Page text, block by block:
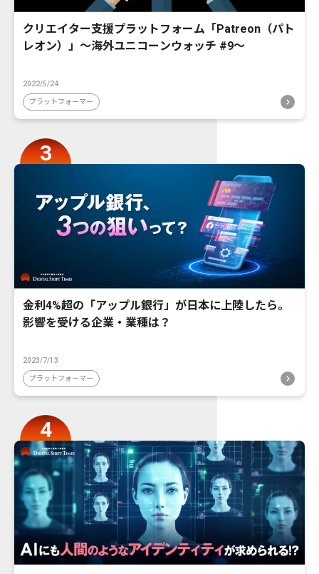
クリエイター支援プラットフォーム「Patreon（パト
レオン）」〜海外ユニコーンウォッチ #9〜
2022/5/24
プラットフォーマー
金利4%超の「アップル銀行」が日本に上陸したら。
影響を受ける企業・業種は？
2023/7/13
プラットフォーマー